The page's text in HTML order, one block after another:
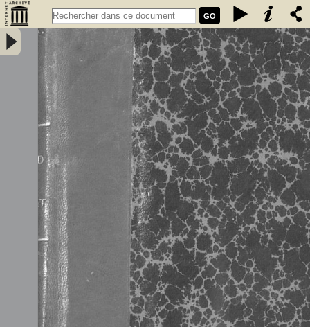
GO
Dinard Saint-Énogat à travers les âges, guide pittoresque et étude
historique... / par l\'abbé Joseph Mathurin,... - Mathurin‎, Joseph‎